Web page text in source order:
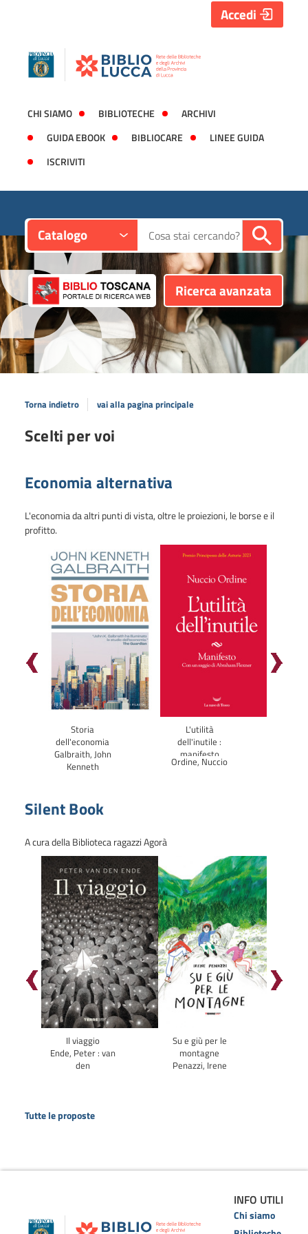
CHI SIAMO BIBLIOTECHE
ARCHIVI
GUIDA EBOOK
BIBLIOCARE
LINEE GUIDA
ISCRIVITI
Accedi
Catalogo Cerca su "Catalogo"
Ricerca avanzata
Torna indietro vai alla pagina principale
Scelti per voi
Economia alternativa
L'economia da altri punti di vista, oltre le proiezioni, le borse e il
profitto.
indietro
vetrina
Storia
dell'economia
Galbraith, John
Kenneth
L'utilità
dell'inutile :
manifesto
Ordine, Nuccio
Silent Book
A cura della Biblioteca ragazzi Agorà
Scorri
indietro
vetrina
Il viaggio
Ende, Peter : van
den
Su e giù per le
montagne
Penazzi, Irene
Tutte le proposte
INFO UTILI
Chi siamo